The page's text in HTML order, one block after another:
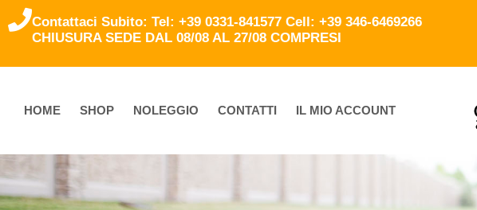
Contattaci Subito: Tel: +39 0331-841577 Cell: +39 346-6469266
CHIUSURA SEDE DAL 08/08 AL 27/08 COMPRESI
HOME SHOP NOLEGGIO CONTATTI IL MIO ACCOUNT